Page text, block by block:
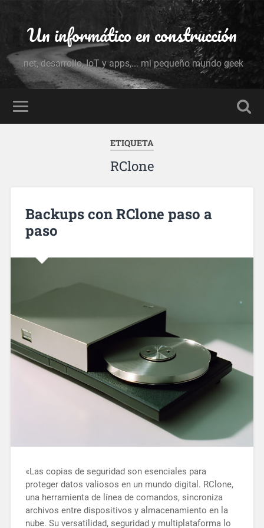
Un informático en construcción
.net, desarrollo, IoT y apps,... mi pequeño mundo geek
ETIQUETA
RClone
Backups con RClone paso a
paso
«Las copias de seguridad son esenciales para
proteger datos valiosos en un mundo digital. RClone,
una herramienta de línea de comandos, sincroniza
archivos entre dispositivos y almacenamiento en la
nube. Su versatilidad, seguridad y multiplataforma lo